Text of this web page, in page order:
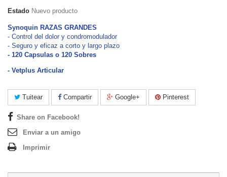
Estado Nuevo producto
Synoquin RAZAS GRANDES
- Control del dolor y condromodulador
- Seguro y eficaz a corto y largo plazo
- 120 Capsulas o 120 Sobres
- Vetplus Articular
Tuitear Compartir Google+ Pinterest
Share on Facebook!
Enviar a un amigo
Imprimir